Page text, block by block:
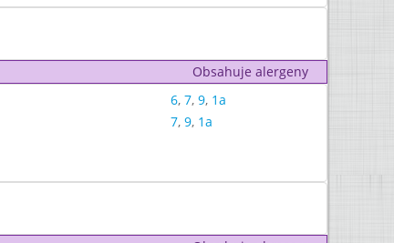
Obsahuje alergeny
6, 7, 9, 1a
7, 9, 1a